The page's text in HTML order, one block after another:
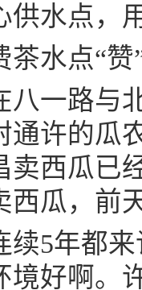
供水点，
茶水点“赞
八一路与
通许的瓜
卖西瓜已
西瓜，前
续5年都
境好啊。